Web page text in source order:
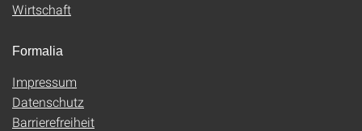
Wirtschaft
Formalia
Impressum
Datenschutz
Barrierefreiheit